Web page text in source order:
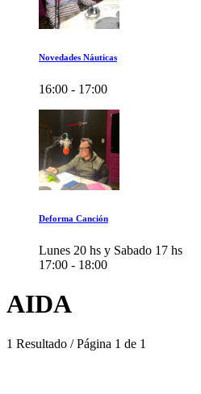
Novedades Náuticas
16:00 - 17:00
Deforma Canción
Lunes 20 hs y Sabado 17 hs
17:00 - 18:00
AIDA
1 Resultado / Página 1 de 1